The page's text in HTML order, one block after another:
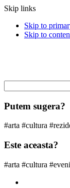
Skip links
Skip to
Skip to
Putem sugera?
#arta #cultura
Este aceasta?
#arta #cultura